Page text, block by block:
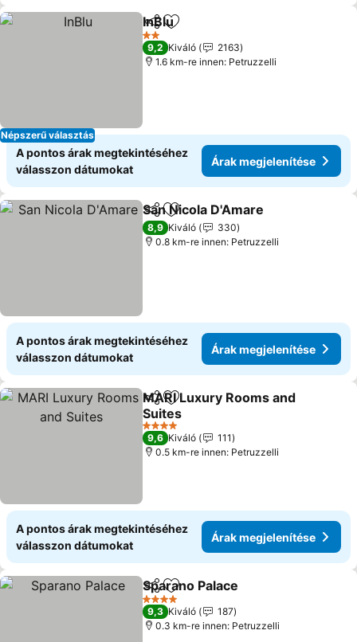
Népszerű választás
MegosztásHozzáadás a kedvencekhez
InBlu
2 Kategória
9,2 Kiváló
2163
1.6 km-re innen: Petruzzelli
A pontos árak megtekintéséhez
válasszon dátumokat
Árak megjelenítése
Megosztás
Hozzáadás a kedvencekhez
San Nicola D'Amare
8,9 Kiváló
330
0.8 km-re innen: Petruzzelli
A pontos árak megtekintéséhez
válasszon dátumokat
Árak megjelenítése
Megosztás
Hozzáadás a kedvencekhez
MARI Luxury Rooms and
Suites
4 Kategória
9,6 Kiváló
111
0.5 km-re innen: Petruzzelli
A pontos árak megtekintéséhez
válasszon dátumokat
Árak megjelenítése
MegosztásHozzáadás a kedvencekhez
Sparano Palace
4 Kategória
9,3 Kiváló
187
0.3 km-re innen: Petruzzelli